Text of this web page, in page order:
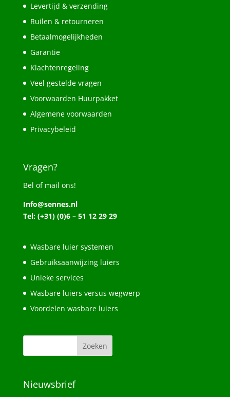
Levertijd & verzending
Ruilen & retourneren
Betaalmogelijkheden
Garantie
Klachtenregeling
Veel gestelde vragen
Voorwaarden Huurpakket
Algemene voorwaarden
Privacybeleid
Vragen?
Bel of mail ons!
Info@sennes.nl
Tel: (+31) (0)6 – 51 12 29 29
Wasbare luier systemen
Gebruiksaanwijzing luiers
Unieke services
Wasbare luiers versus wegwerp
Voordelen wasbare luiers
Nieuwsbrief